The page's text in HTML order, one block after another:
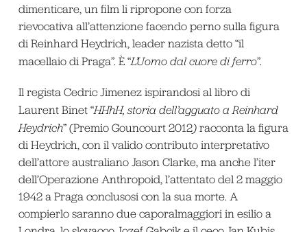
dimenticare, un film li ripropone con forza
rievocativa all’attenzione facendo perno sulla figura
di Reinhard Heydrich, leader nazista detto “il
macellaio di Praga”. È “L’Uomo dal cuore di ferro”.
Il regista Cedric Jimenez ispirandosi al libro di
Laurent Binet “HHhH, storia dell’agguato a Reinhard
Heydrich” (Premio Gouncourt 2012)racconta la figura
di Heydrich, con il valido contributo interpretativo
dell’attore australiano Jason Clarke, ma anche l’iter
dell’Operazione Anthropoid, l’attentato del 2 maggio
1942 a Praga conclusosi con la sua morte. A
compierlo saranno due caporalmaggiori in esilio a